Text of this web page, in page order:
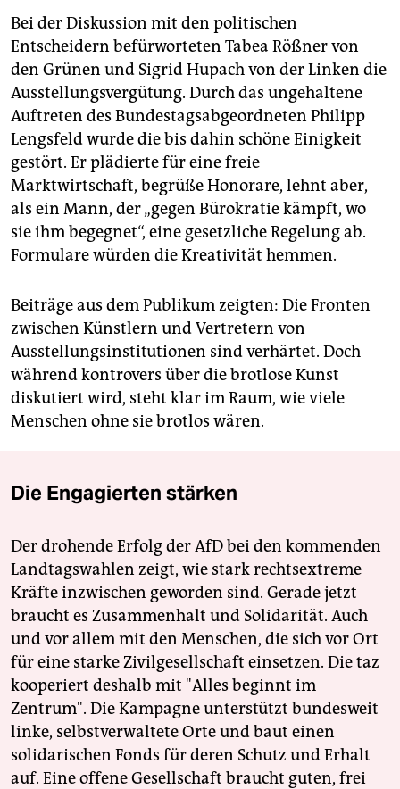
Bei der Diskussion mit den politischen
Entscheidern befürworteten Tabea Rößner von
den Grünen und Sigrid Hupach von der Linken die
Ausstellungsvergütung. Durch das ungehaltene
Auftreten des Bundestagsabgeordneten Philipp
Lengsfeld wurde die bis dahin schöne Einigkeit
gestört. Er plädierte für eine freie
Marktwirtschaft, begrüße Honorare, lehnt aber,
als ein Mann, der „gegen Bürokratie kämpft, wo
sie ihm begegnet“, eine gesetzliche Regelung ab.
Formulare würden die ­Kreativität hemmen.
Beiträge aus dem Publikum zeigten: Die Fronten
zwischen Künstlern und Vertretern von
Ausstellungsinstitutionen sind verhärtet. Doch
während kon­tro­vers über die brotlose Kunst
diskutiert wird, steht klar im Raum, wie viele
Menschen ohne sie brotlos wären.
Die Engagierten stärken
Der drohende Erfolg der AfD bei den kommenden
Landtagswahlen zeigt, wie stark rechtsextreme
Kräfte inzwischen geworden sind. Gerade jetzt
braucht es Zusammenhalt und Solidarität. Auch
und vor allem mit den Menschen, die sich vor Ort
für eine starke Zivilgesellschaft einsetzen. Die taz
kooperiert deshalb mit "Alles beginnt im
Zentrum". Die Kampagne unterstützt bundesweit
linke, selbstverwaltete Orte und baut einen
solidarischen Fonds für deren Schutz und Erhalt
auf. Eine offene Gesellschaft braucht guten, frei